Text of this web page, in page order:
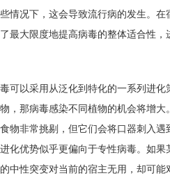
情况下，这会导致流行病的发生。
最大限度地提高病毒的整体适合性
可以采用从泛化到特化的一系列进
，那病毒感染不同植物的机会将增
物非常挑剔，但它们会将口器刺入
化优势似乎更偏向于专性病毒。如
中性突变对当前的宿主无用，却可